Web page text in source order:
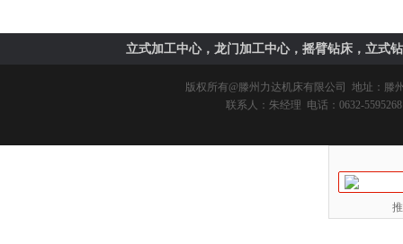
立式加工中心，龙门加工中心，摇臂钻床，立式
版权所有@滕州力达机床有限公司
地址：滕
联系人：朱经理 电话：0632-